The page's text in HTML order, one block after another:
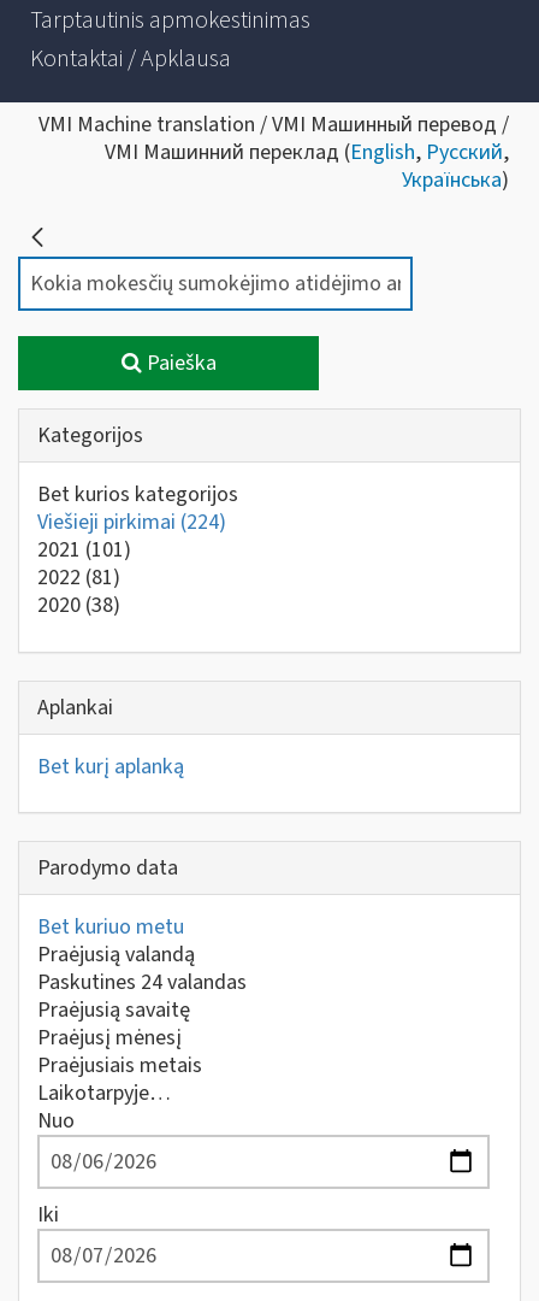
Tarptautinis apmokestinimas
Kontaktai / Apklausa
VMI Machine translation / VMI Машинный перевод /
VMI Машинний переклад (English, Русский,
Українська)
Paieška
Kategorijos
Bet kurios kategorijos
Viešieji pirkimai (224)
2021 (101)
2022 (81)
2020 (38)
Aplankai
Bet kurį aplanką
Parodymo data
Bet kuriuo metu
Praėjusią valandą
Paskutines 24 valandas
Praėjusią savaitę
Praėjusį mėnesį
Praėjusiais metais
Laikotarpyje…
Nuo
Iki